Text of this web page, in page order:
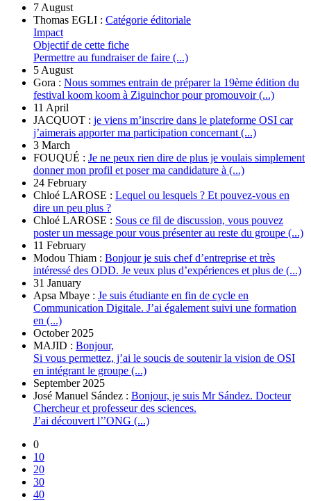
7 August
Thomas EGLI : Catégorie éditoriale
Impact
Objectif de cette fiche
Permettre au fundraiser de faire (...)
5 August
Gora : Nous sommes entrain de préparer la 19ème édition du
festival koom koom à Ziguinchor pour promouvoir (...)
11 April
JACQUOT : je viens m’inscrire dans le plateforme OSI car
j’aimerais apporter ma participation concernant (...)
3 March
FOUQUÉ : Je ne peux rien dire de plus je voulais simplement
donner mon profil et poser ma candidature à (...)
24 February
Chloé LAROSE : Lequel ou lesquels ? Et pouvez-vous en
dire un peu plus ?
Chloé LAROSE : Sous ce fil de discussion, vous pouvez
poster un message pour vous présenter au reste du groupe (...)
11 February
Modou Thiam : Bonjour je suis chef d’entreprise et très
intéressé des ODD. Je veux plus d’expériences et plus de (...)
31 January
Apsa Mbaye : Je suis étudiante en fin de cycle en
Communication Digitale. J’ai également suivi une formation
en (...)
October 2025
MAJID : Bonjour,
Si vous permettez, j’ai le soucis de soutenir la vision de OSI
en intégrant le groupe (...)
September 2025
José Manuel Sández : Bonjour, je suis Mr Sández. Docteur
Chercheur et professeur des sciences.
J’ai découvert l’’ONG (...)
0
10
20
30
40